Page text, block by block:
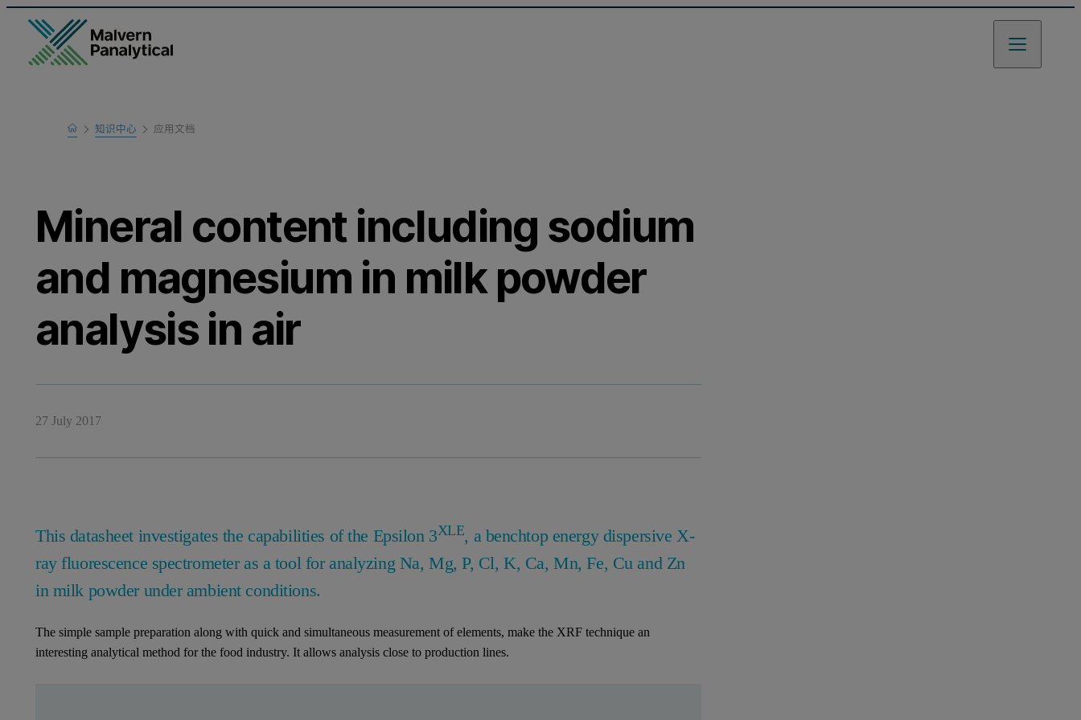
Home
Learn
知识中心 应用文档
Mineral content including sodium
and magnesium in milk powder
analysis in air
27 July 2017
This datasheet investigates the capabilities of the Epsilon 3XLE, a benchtop energy dispersive X-
ray fluorescence spectrometer as a tool for analyzing Na, Mg, P, Cl, K, Ca, Mn, Fe, Cu and Zn
in milk powder under ambient conditions.
The simple sample preparation along with quick and simultaneous measurement of elements, make the XRF technique an
interesting analytical method for the food industry. It allows analysis close to production lines.